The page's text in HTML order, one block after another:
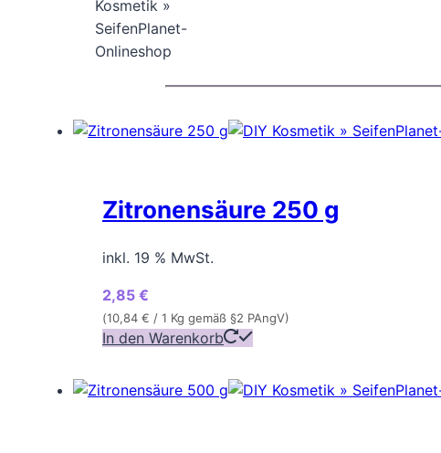
Zitronensäure 250 g
inkl. 19 % MwSt.
2,85 €
(10,84 € / 1 Kg gemäß §2 PAngV)
In den Warenkorb